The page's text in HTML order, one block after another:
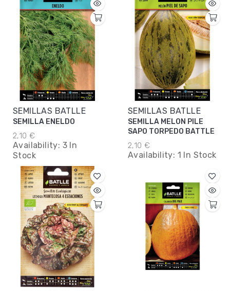
SEMILLAS BATLLE
SEMILLA ENELDO
2,10 €
Availability: 3 In
Stock
SEMILLAS BATLLE
SEMILLA MELON PILE
SAPO TORPEDO BATTLE
2,10 €
Availability: 1 In Stock